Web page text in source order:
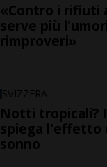
«Contro i rifiuti
serve più
rimproveri»
SVIZZERA
Notti tropicali?
spiega l'effetto
sonno